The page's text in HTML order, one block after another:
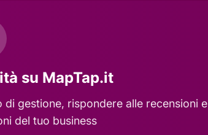
su MapTap.it
gestione, rispondere alle recensioni e
del tuo business